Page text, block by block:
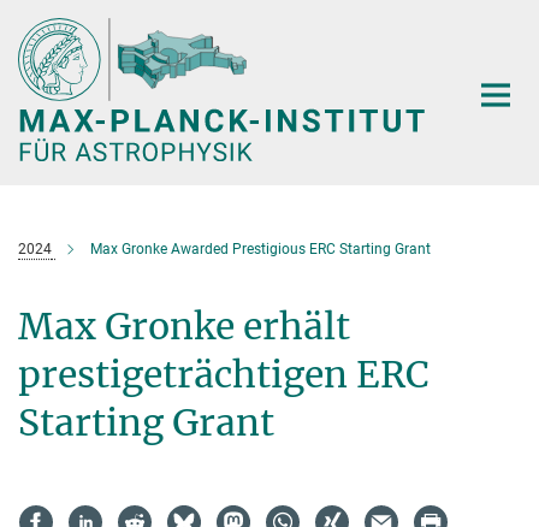
Hauptinhalt
2024 Max Gronke Awarded Prestigious ERC Starting Grant
Max Gronke erhält
prestigeträchtigen ERC
Starting Grant